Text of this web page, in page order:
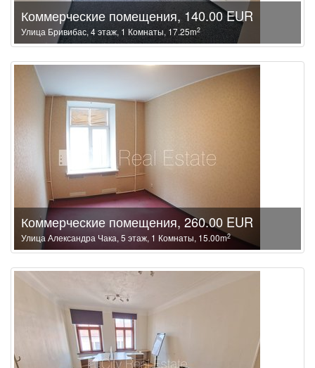
Коммерческие помещения, 140.00 EUR
Улица Бривибас, 4 этаж, 1 Комнаты, 17.25m2
Коммерческие помещения, 260.00 EUR
Улица Александра Чака, 5 этаж, 1 Комнаты, 15.00m2